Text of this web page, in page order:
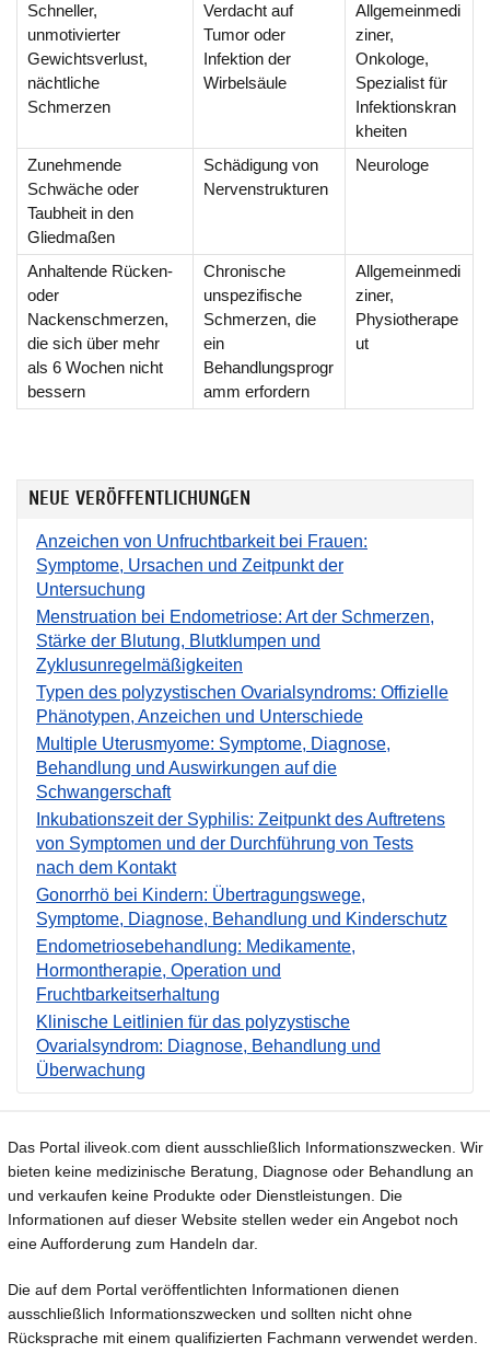
Schneller,
unmotivierter
Gewichtsverlust,
nächtliche
Schmerzen
Verdacht auf
Tumor oder
Infektion der
Wirbelsäule
Allgemeinmedi
ziner,
Onkologe,
Spezialist für
Infektionskran
kheiten
Zunehmende
Schwäche oder
Taubheit in den
Gliedmaßen
Schädigung von
Nervenstrukturen
Neurologe
Anhaltende Rücken-
oder
Nackenschmerzen,
die sich über mehr
als 6 Wochen nicht
bessern
Chronische
unspezifische
Schmerzen, die
ein
Behandlungsprogr
amm erfordern
Allgemeinmedi
ziner,
Physiotherape
ut
NEUE VERÖFFENTLICHUNGEN
Anzeichen von Unfruchtbarkeit bei Frauen:
Symptome, Ursachen und Zeitpunkt der
Untersuchung
Menstruation bei Endometriose: Art der Schmerzen,
Stärke der Blutung, Blutklumpen und
Zyklusunregelmäßigkeiten
Typen des polyzystischen Ovarialsyndroms: Offizielle
Phänotypen, Anzeichen und Unterschiede
Multiple Uterusmyome: Symptome, Diagnose,
Behandlung und Auswirkungen auf die
Schwangerschaft
Inkubationszeit der Syphilis: Zeitpunkt des Auftretens
von Symptomen und der Durchführung von Tests
nach dem Kontakt
Gonorrhö bei Kindern: Übertragungswege,
Symptome, Diagnose, Behandlung und Kinderschutz
Endometriosebehandlung: Medikamente,
Hormontherapie, Operation und
Fruchtbarkeitserhaltung
Klinische Leitlinien für das polyzystische
Ovarialsyndrom: Diagnose, Behandlung und
Überwachung
Das Portal iliveok.com dient ausschließlich Informationszwecken. Wir
bieten keine medizinische Beratung, Diagnose oder Behandlung an
und verkaufen keine Produkte oder Dienstleistungen. Die
Informationen auf dieser Website stellen weder ein Angebot noch
eine Aufforderung zum Handeln dar.
Die auf dem Portal veröffentlichten Informationen dienen
ausschließlich Informationszwecken und sollten nicht ohne
Rücksprache mit einem qualifizierten Fachmann verwendet werden.